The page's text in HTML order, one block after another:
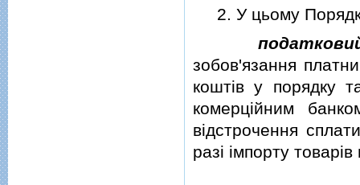
2. У цьому
зобов'язання
коштiв у порядку
комерцiйним
вiдстрочення
разi iмпорту